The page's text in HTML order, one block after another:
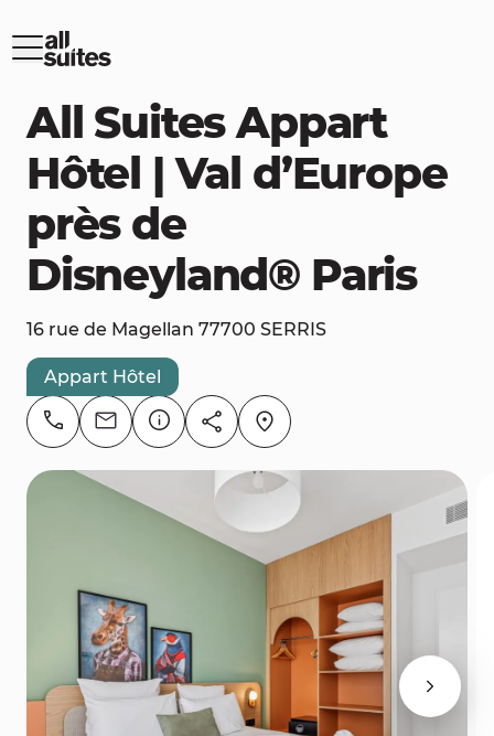
All Suites Appart
Hôtel | Val d’Europe
près de
Disneyland® Paris
16 rue de Magellan 77700 SERRIS
Appart Hôtel